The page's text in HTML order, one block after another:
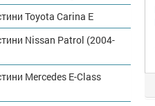
Toyota Carina E
Nissan Patrol (2004-
Mercedes E-Class